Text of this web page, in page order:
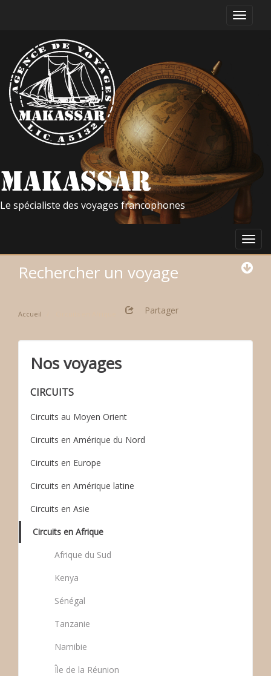
Le spécialiste des voyages francophones
Rechercher un voyage
Accueil Partager
Nos voyages
CIRCUITS
Circuits au Moyen Orient
Circuits en Amérique du Nord
Circuits en Europe
Circuits en Amérique latine
Circuits en Asie
Circuits en Afrique
Afrique du Sud
Kenya
Sénégal
Tanzanie
Namibie
Île de la Réunion